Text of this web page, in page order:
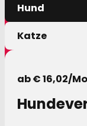
Hund
Katze
ab € 16,02/